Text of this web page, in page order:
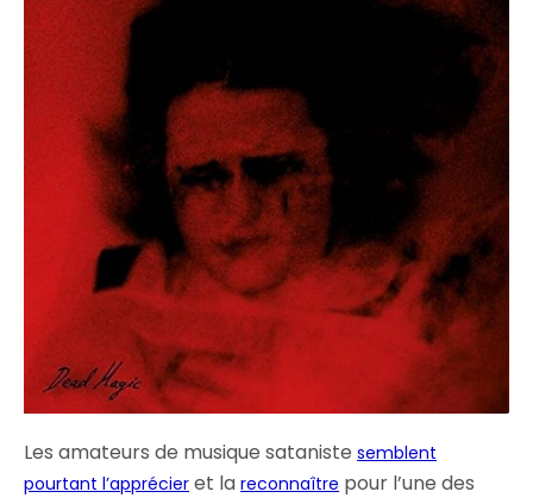
Les amateurs de musique satanistesemblent
pourtant l’apprécier et lareconnaître pour l’une des